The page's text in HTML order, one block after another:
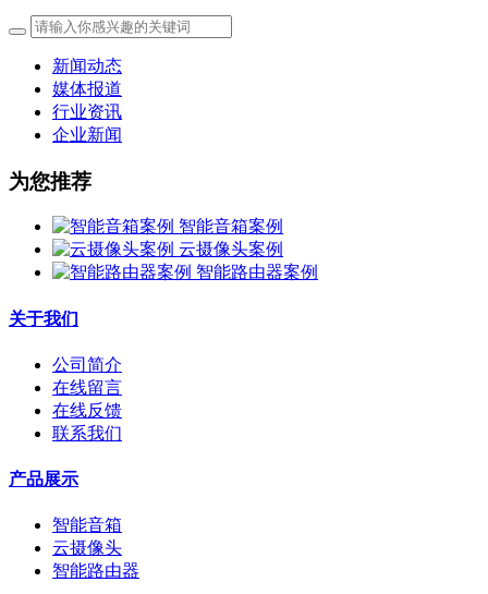
新闻动态
媒体报道
行业资讯
企业新闻
为您推荐
智能音箱案例
云摄像头案例
智能路由器案例
关于我们
公司简介
在线留言
在线反馈
联系我们
产品展示
智能音箱
云摄像头
智能路由器